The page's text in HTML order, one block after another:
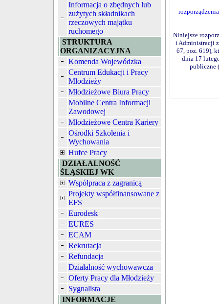
Informacja o zbędnych lub
zużytych składnikach
rzeczowych majątku
ruchomego
STRUKTURA
ORGANIZACYJNA
Komenda Wojewódzka
Centrum Edukacji i Pracy
Młodzieży
Młodzieżowe Biura Pracy
Mobilne Centra Informacji
Zawodowej
Młodzieżowe Centra Kariery
Ośrodki Szkolenia i
Wychowania
Hufce Pracy
DZIAŁALNOŚĆ
ŚLĄSKIEJ WK
Współpraca z zagranicą
Projekty współfinansowane z
EFS
Eurodesk
EURES
ECAM
Rekrutacja
Refundacja
Działalność wychowawcza
Oferty Pracy dla Młodzieży
Sygnalista
INFORMACJE
-
Niniejsze
i Administracji
67, poz. 619),
dnia 17
publiczne